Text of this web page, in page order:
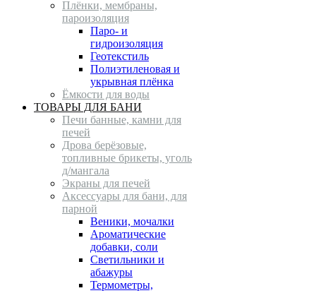
Плёнки, мембраны,
пароизоляция
Паро- и
гидроизоляция
Геотекстиль
Полиэтиленовая и
укрывная плёнка
Ёмкости для воды
ТОВАРЫ ДЛЯ БАНИ
Печи банные, камни для
печей
Дрова берёзовые,
топливные брикеты, уголь
д/мангала
Экраны для печей
Аксессуары для бани, для
парной
Веники, мочалки
Ароматические
добавки, соли
Светильники и
абажуры
Термометры,